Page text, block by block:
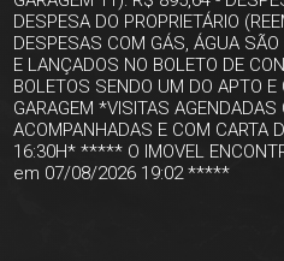
DESPESA DO PROPRIETÁRIO
DESPESAS COM GÁS, ÁGUA
E LANÇADOS NO BOLETO DE
BOLETOS SENDO UM DO APTO E
GARAGEM *VISITAS AGENDADAS
ACOMPANHADAS E COM CARTA
16:30H* ***** O IMOVEL
em 07/08/2026 19:02 *****